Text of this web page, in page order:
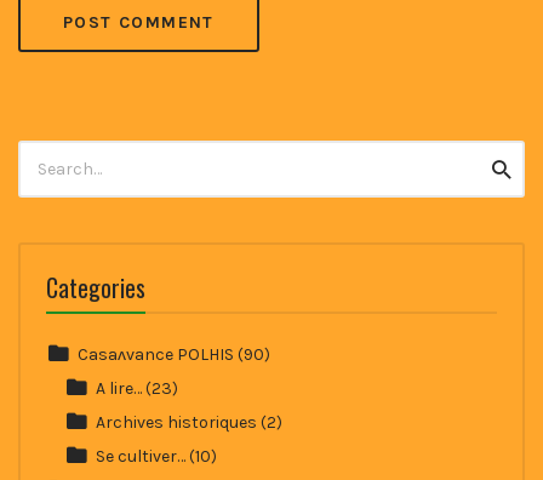
for:
Categories
Casaʌvance POLHIS (90)
A lire…(23)
Archives historiques (2)
Se cultiver…(10)